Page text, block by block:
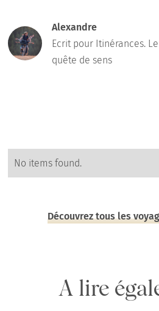
Alexandre
Ecrit pour Itinérances.
quête de sens
No items found.
Découvrez tous les
A lire